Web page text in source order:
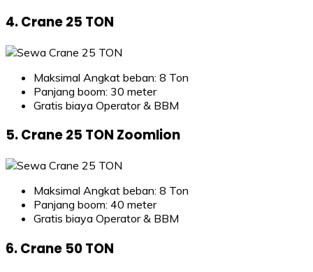
4. Crane 25 TON
Maksimal Angkat beban: 8 Ton
Panjang boom: 30 meter
Gratis biaya Operator & BBM
5. Crane 25 TON Zoomlion
Maksimal Angkat beban: 8 Ton
Panjang boom: 40 meter
Gratis biaya Operator & BBM
6. Crane 50 TON